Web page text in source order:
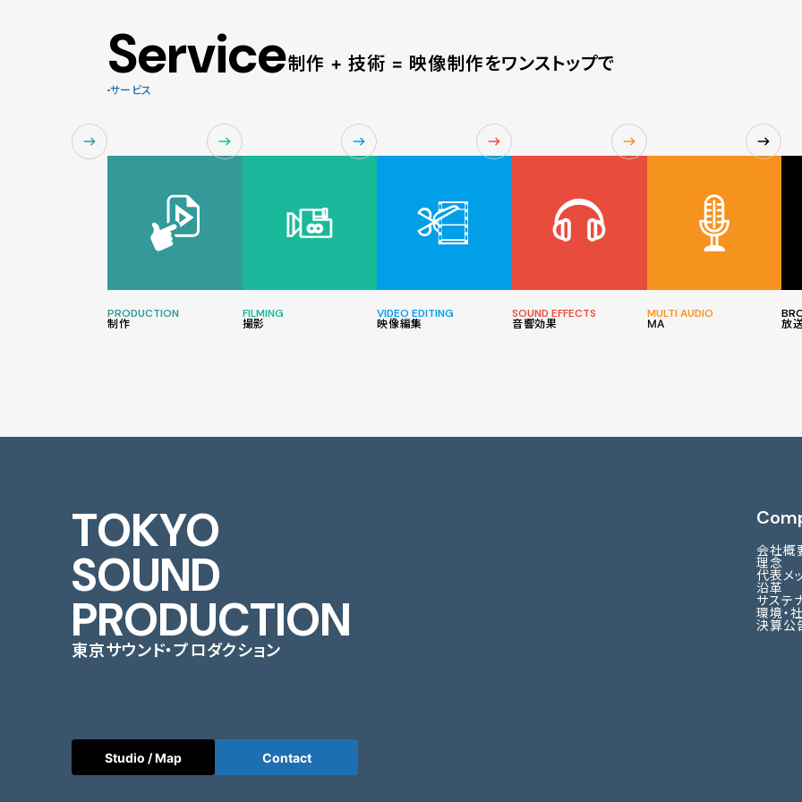
Service
サービス
制作 + 技術 = 映像制作をワンストップで
PRODUCTION
制作
FILMING
撮影
VIDEO EDITING
映像編集
SOUND EFFECTS
音響効果
MULTI AUDIO
MA 放
TOKYO
SOUND
PRODUCTION
東京サウンド・プロダクション
会社概
理念
代表メ
沿革
サステ
環境・
決算公
Studio / Map Contact